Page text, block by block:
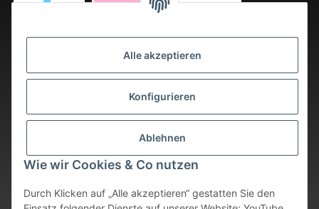
Alle akzeptieren
Konfigurieren
Ablehnen
Wie wir Cookies & Co nutzen
Durch Klicken auf „Alle akzeptieren“ gestatten Sie den